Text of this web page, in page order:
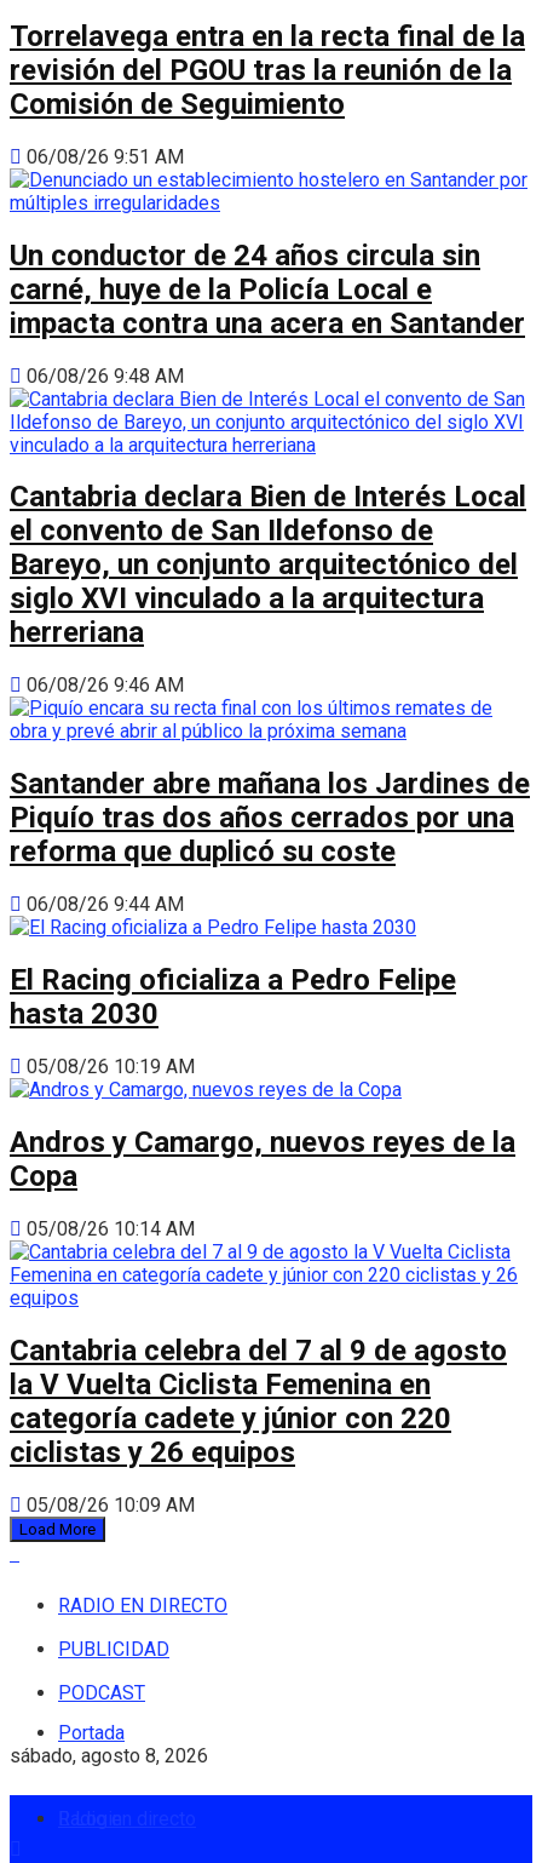
Torrelavega entra en la recta final de la
revisión del PGOU tras la reunión de la
Comisión de Seguimiento
06/08/26 9:51 AM
Un conductor de 24 años circula sin
carné, huye de la Policía Local e
impacta contra una acera en Santander
06/08/26 9:48 AM
Cantabria declara Bien de Interés Local
el convento de San Ildefonso de
Bareyo, un conjunto arquitectónico del
siglo XVI vinculado a la arquitectura
herreriana
06/08/26 9:46 AM
Santander abre mañana los Jardines de
Piquío tras dos años cerrados por una
reforma que duplicó su coste
06/08/26 9:44 AM
El Racing oficializa a Pedro Felipe
hasta 2030
05/08/26 10:19 AM
Andros y Camargo, nuevos reyes de la
Copa
05/08/26 10:14 AM
Cantabria celebra del 7 al 9 de agosto
la V Vuelta Ciclista Femenina en
categoría cadete y júnior con 220
ciclistas y 26 equipos
05/08/26 10:09 AM
Load More
RADIO EN DIRECTO
PUBLICIDAD
PODCAST
sábado, agosto 8, 2026
Portada